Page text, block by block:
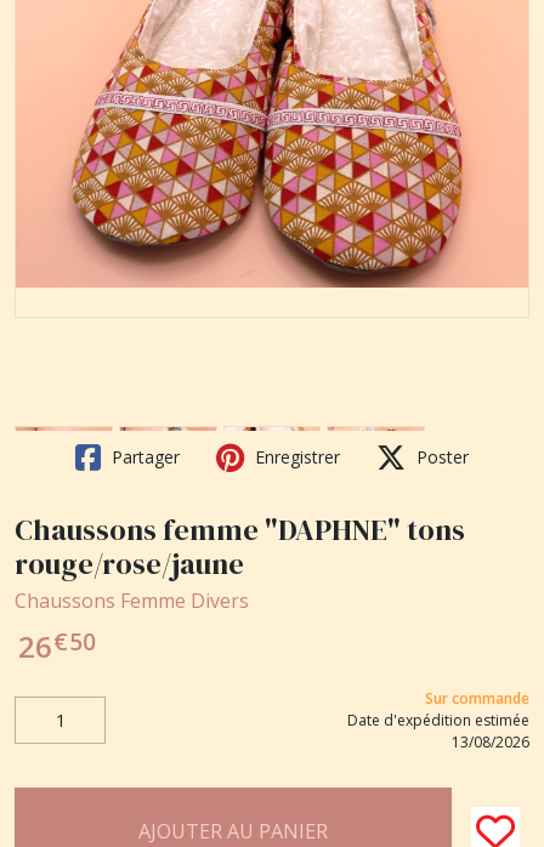
Partager Enregistrer Poster
Chaussons femme "DAPHNE" tons
rouge/rose/jaune
Chaussons Femme Divers
26€50
Sur commande
Date d'expédition estimée
13/08/2026
AJOUTER AU PANIER